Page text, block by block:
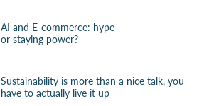
AI and E-commerce: hype
or staying power?
Sustainability is more than a nice talk, you
have to actually live it up